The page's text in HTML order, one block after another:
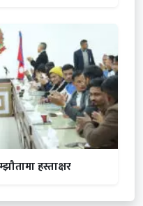
हस्ताक्षर